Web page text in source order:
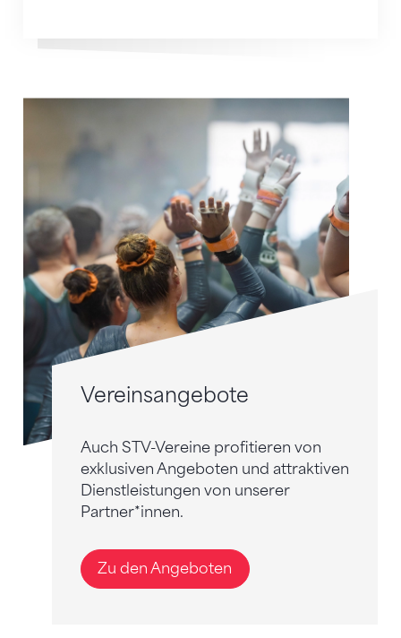
Vereinsangebote
Auch STV-Vereine profitieren von
exklusiven Angeboten und attraktiven
Dienstleistungen von unserer
Partner*innen.
Zu den Angeboten